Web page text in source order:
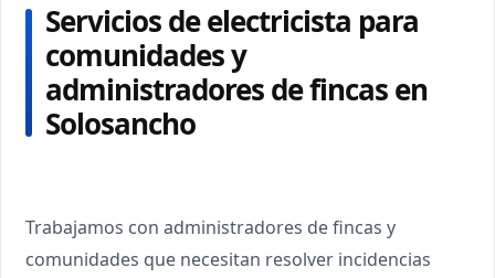
Servicios de electricista para
comunidades y
administradores de fincas en
Solosancho
Trabajamos con administradores de fincas y
comunidades que necesitan resolver incidencias